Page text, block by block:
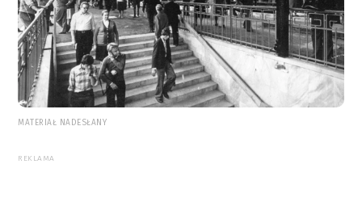
MATERIAŁ NADESŁANY
REKLAMA